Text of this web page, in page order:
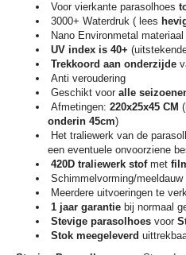
Voor vierkante parasolhoes
3000+ Waterdruk ( lees
Nano Environmetal
UV index is 40+
Trekkoord aan onderzijde
Anti veroudering
Geschikt voor alle
Afmetingen: 220x25x45 CM (
onderin 45cm)
Het traliewerk van de
een eventuele onvoorziene
420D traliewerk stofmet
Schimmelvorming/
Meerdere uitvoeringen te
1 jaar garantie bij normaal
Stevige parasolhoes voor
Stok meegeleverd